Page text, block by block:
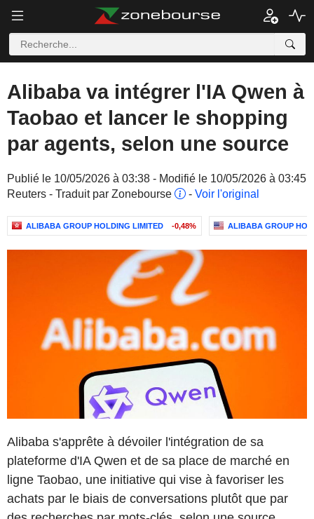
Alibaba va intégrer l'IA Qwen à
Taobao et lancer le shopping
par agents, selon une source
Publié le 10/05/2026 à 03:38 - Modifié le 10/05/2026 à 03:45
Reuters - Traduit par Zonebourse
- Voir l'original
ALIBABA GROUP HOLDING LIMITED -0,48% ALIBABA GROUP
Alibaba s'apprête à dévoiler l'intégration de sa
plateforme d'IA Qwen et de sa place de marché en
ligne Taobao, une initiative qui vise à favoriser les
achats par le biais de conversations plutôt que par